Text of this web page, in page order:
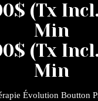
(Tx
Min
(Tx
Min